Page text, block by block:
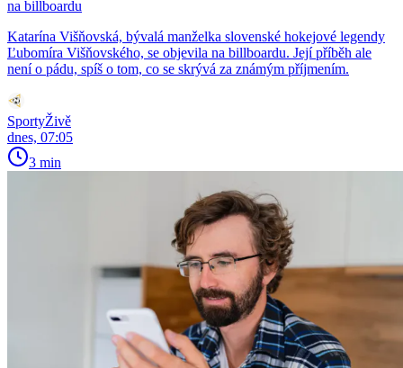
na billboardu
Katarína Višňovská, bývalá manželka slovenské hokejové legendy
Ľubomíra Višňovského, se objevila na billboardu. Její příběh ale
není o pádu, spíš o tom, co se skrývá za známým příjmením.
SportyŽivě
dnes, 07:05
3 min